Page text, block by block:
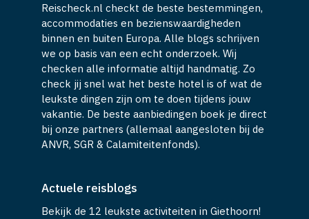
Reischeck.nl checkt de beste bestemmingen,
accommodaties en bezienswaardigheden
binnen en buiten Europa. Alle blogs schrijven
we op basis van een echt onderzoek. Wij
checken alle informatie altijd handmatig. Zo
check jij snel wat het beste hotel is of wat de
leukste dingen zijn om te doen tijdens jouw
vakantie. De beste aanbiedingen boek je direct
bij onze partners (allemaal aangesloten bij de
ANVR, SGR & Calamiteitenfonds).
Actuele reisblogs
Bekijk de 12 leukste activiteiten in Giethoorn!